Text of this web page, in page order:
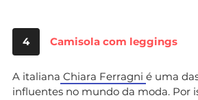
4 Camisola com leggings
A italiana Chiara Ferragni é uma
influentes no mundo da moda. Por